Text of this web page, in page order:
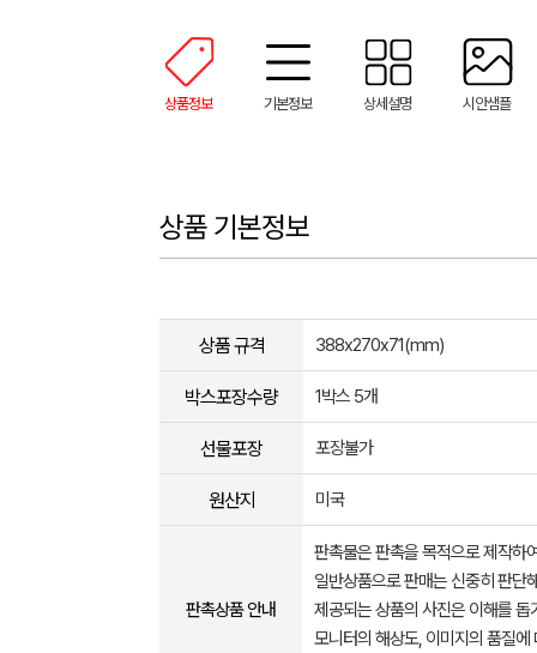
상품정보 기본정보 상세설명 시안샘플
상품 기본정보
상품 규격 388x270x71(mm)
박스포장수량 1박스 5개
선물포장 포장불가
원산지 미국
판촉상품 안내
판촉물은 판촉을 목적으로 제작하
일반상품으로 판매는 신중히 판단
제공되는 상품의 사진은 이해를
모니터의 해상도, 이미지의 품질